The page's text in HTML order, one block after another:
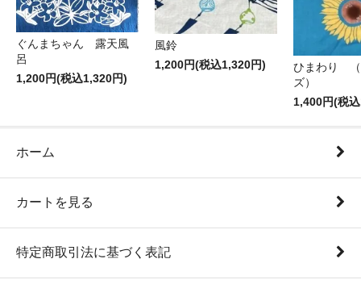
ぐんまちゃん 露天風
呂
1,200円(税込1,320円)
風鈴
1,200円(税込1,320円)
ひまわり （
ズ）
1,400円(税
ホーム
カートを見る
特定商取引法に基づく表記